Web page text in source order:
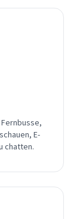
E-
chatten.